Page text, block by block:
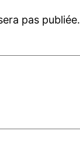
pas publiée.